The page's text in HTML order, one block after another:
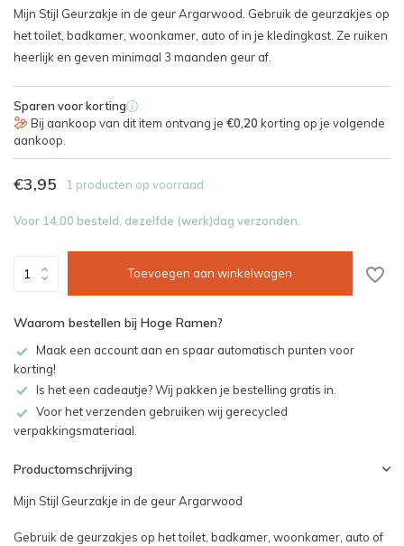
Mijn Stijl Geurzakje in de geur Argarwood. Gebruik de geurzakjes op
het toilet, badkamer, woonkamer, auto of in je kledingkast. Ze ruiken
heerlijk en geven minimaal 3 maanden geur af.
Sparen voor korting i
Bij aankoop van dit item ontvang je €0,20 korting op je volgende
aankoop.
€3,95 1 producten op voorraad
Voor 14.00 besteld, dezelfde (werk)dag verzonden.
Toevoegen aan winkelwagen
Waarom bestellen bij Hoge Ramen?
Maak een account aan en spaar automatisch punten voor
korting!
Is het een cadeautje? Wij pakken je bestelling gratis in.
Voor het verzenden gebruiken wij gerecycled
verpakkingsmateriaal.
Productomschrijving
Mijn Stijl Geurzakje in de geur Argarwood
Gebruik de geurzakjes op het toilet, badkamer, woonkamer, auto of